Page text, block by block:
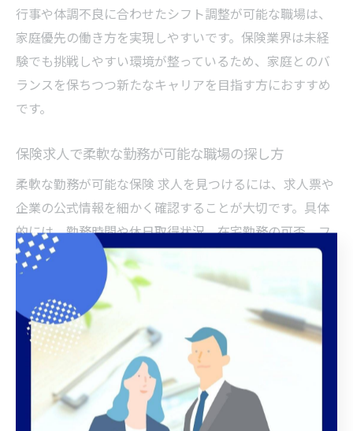
行事や体調不良に合わせたシフト調整が可能な職場は、
家庭優先の働き方を実現しやすいです。保険業界は未経
験でも挑戦しやすい環境が整っているため、家庭とのバ
ランスを保ちつつ新たなキャリアを目指す方におすすめ
です。
保険求人で柔軟な勤務が可能な職場の探し方
柔軟な勤務が可能な保険 求人を見つけるには、求人票や
企業の公式情報を細かく確認することが大切です。具体
的には、勤務時間や休日取得状況、在宅勤務の可否、フ
レックスタイム制の有無をチェックしましょう。さら
に、面接時に実際の働き方やサポート体制について質問
することで、入社後のギャップを防げます。既存従業員
の声や口コミも参考になり、実際の職場環境を把握しや
すくなります。自分の希望条件を明確にし、複数の求人
を比較することが成功への近道です。
ワークライフバランスを保つ保険求人の魅力